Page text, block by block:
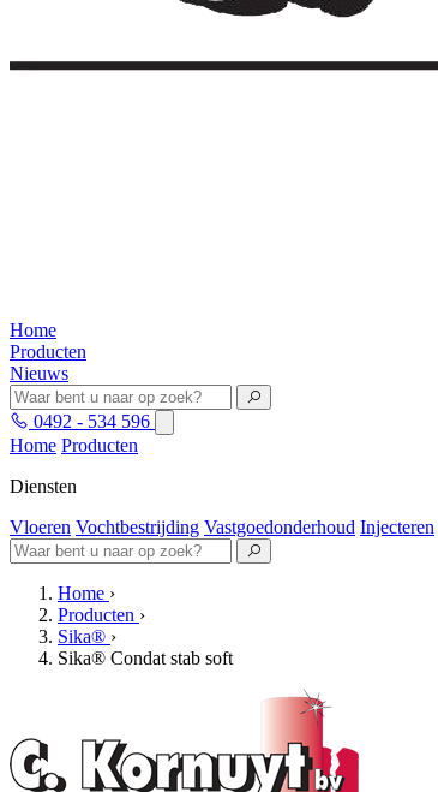
Home
Producten
Nieuws
0492 - 534 596
Home Producten
Diensten
Vloeren Vochtbestrijding Vastgoedonderhoud Injecteren
Home ›
Producten ›
Sika® ›
Sika® Condat stab soft